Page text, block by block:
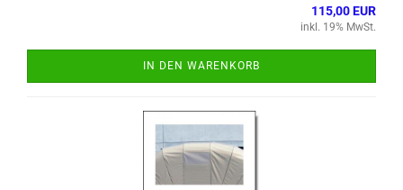
115,00 EUR
inkl. 19% MwSt.
IN DEN WARENKORB